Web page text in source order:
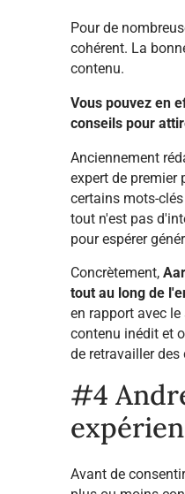
Pour de
cohérent. La
contenu.
Vous pouvez en
conseils pour
Anciennement
expert de premier
certains mots-
tout n'est pas
pour espérer
Concrètement,
tout au long de
en rapport avec
contenu inédit et
de retravailler
#4
Avant de